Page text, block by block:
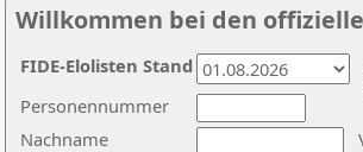
Willkommen bei den
Nachname
Personennummer
FIDE-Elolisten Stand